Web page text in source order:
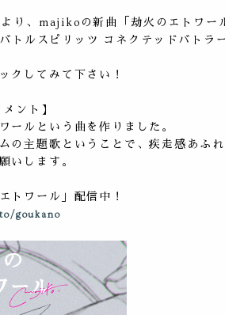
り、majikoの新曲「劫火のエトワ
トルスピリッツ コネクテッドバトラ
クしてみて下さい！
ント】
ールという曲を作りました。
の主題歌ということで、疾走感あふ
いします。
トワール」配信中！
goukano